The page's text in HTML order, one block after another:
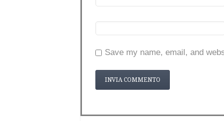
Save my name, email, and